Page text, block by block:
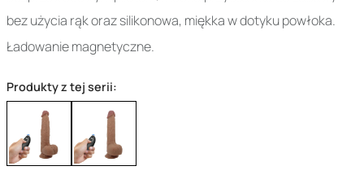
bez użycia rąk oraz silikonowa, miękka w dotyku powłoka.
Ładowanie magnetyczne.
Produkty z tej serii: